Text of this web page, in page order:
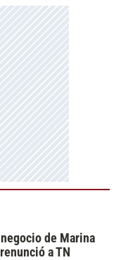
de Marina
a TN